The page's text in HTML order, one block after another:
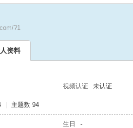
?1
资料
视频认证 未认证
主题数 94
生日 -